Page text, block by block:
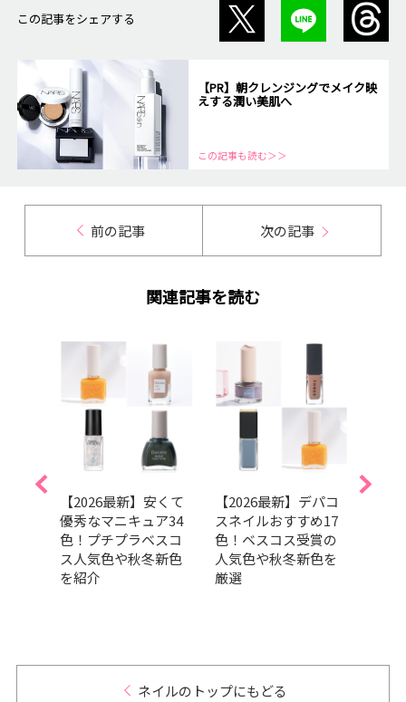
この記事をシェアする
【PR】朝クレンジングでメイク映
えする潤い美肌へ
この記事も読む＞＞
前の記事 次の記事
関連記事を読む
【2026最新】安くて
優秀なマニキュア34
色！プチプラベスコ
ス人気色や秋冬新色
を紹介
【2026最新】デパコ
スネイルおすすめ17
色！ベスコス受賞の
人気色や秋冬新色を
厳選
ネイルのトップにもどる